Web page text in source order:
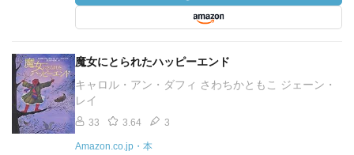
魔女にとられたハッピーエンド
キャロル・アン・ダフィ さわちかともこ ジェーン・
レイ
33 3.64 3
Amazon.co.jp・本